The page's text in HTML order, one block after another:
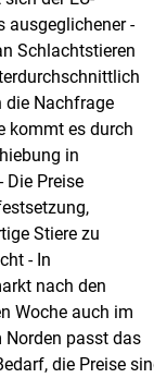
ausgeglichener -
Schlachtstieren
die Nachfrage
kommt es durch
in
Die Preise
Stiere zu
- In
nach den
Woche auch im
Norden passt das
die Preise